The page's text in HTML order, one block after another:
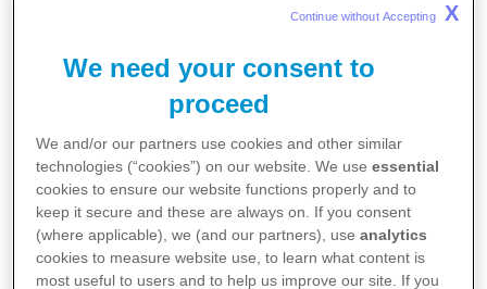
Tener conto delle differenze tra uomini e
donne anche negli studi clinici significa
ottenere risultati più precisi e affidabili: è
quanto emerge da un recente documento
dell’Istituto Superiore di Sanità, relativo alle
We need your consent to
proceed
We and/or our partners use cookies and other similar
technologies (“cookies”) on our website. We useessential
cookies to ensure our website functions properly and to
keep it secure and these are always on. If you consent
(where applicable), we (and our partners), useanalytics
cookies to measure website use, to learn what content is
most useful to users and to help us improve our site. If you
Continue without Accepting X